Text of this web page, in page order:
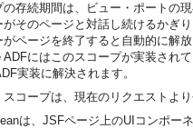
の存続期間は、ビュー・ポートの
がそのページと対話し続けるかぎ
がページを終了すると自動的に解
ADFにはこのスコープが実装され
実装に解決されます。
スコープは、現在のリクエストよ
は、JSFページ上のUIコンポー